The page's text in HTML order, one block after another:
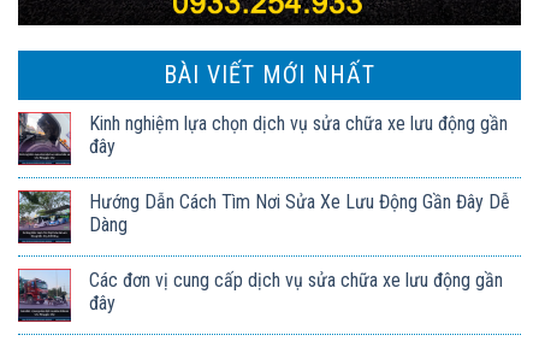
BÀI VIẾT MỚI NHẤT
Kinh nghiệm lựa chọn dịch vụ sửa chữa xe lưu động gần
đây
Hướng Dẫn Cách Tìm Nơi Sửa Xe Lưu Động Gần Đây Dễ
Dàng
Các đơn vị cung cấp dịch vụ sửa chữa xe lưu động gần
đây